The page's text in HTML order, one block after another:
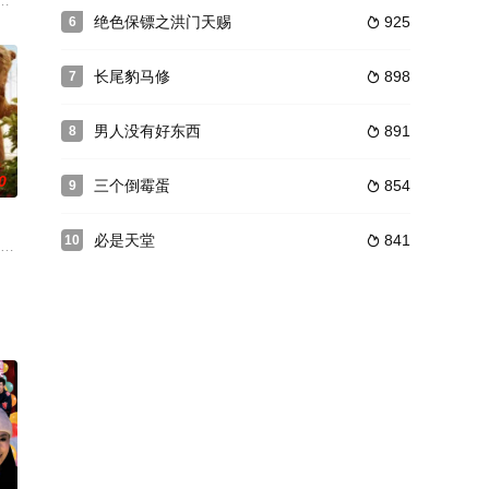
自忍受。对于她来说，奶奶
父辈们的生活方式，挖掘蛤蜊。他们的祖父，他们的父亲都依靠
生活。他在兽医系教大学生的同时，还在助手赫迪耶的帮助下，寻找着祖父
6  925
绝色保镖之洪门天赐
7  898
长尾豹马修
8  891
男人没有好东西
9  854
三个倒霉蛋
10  841
必是天堂